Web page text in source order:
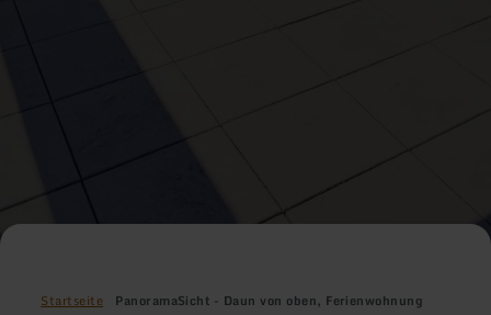
Startseite PanoramaSicht - Daun von oben, Ferienwohnung